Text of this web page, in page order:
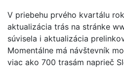
V priebehu prvého kvartálu
aktualizácia trás na stránke
súvisela i aktualizácia
Momentálne má návštevník
viac ako 700 trasám naprieč